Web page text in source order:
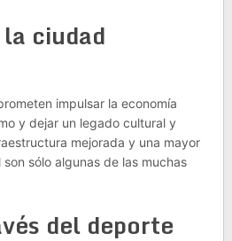
ciudad
impulsar la economía
y dejar un legado cultural y
mejorada y una mayor
sólo algunas de las muchas
del deporte